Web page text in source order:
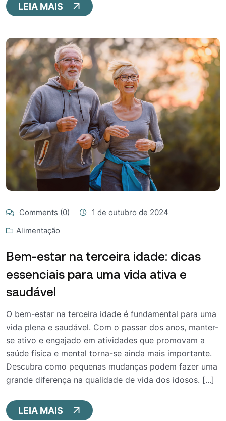
LEIA MAIS
Comments (0)
1 de outubro de 2024
Alimentação
Bem-estar na terceira idade: dicas
essenciais para uma vida ativa e
saudável
O bem-estar na terceira idade é fundamental para uma
vida plena e saudável. Com o passar dos anos, manter-
se ativo e engajado em atividades que promovam a
saúde física e mental torna-se ainda mais importante.
Descubra como pequenas mudanças podem fazer uma
grande diferença na qualidade de vida dos idosos. [...]
LEIA MAIS